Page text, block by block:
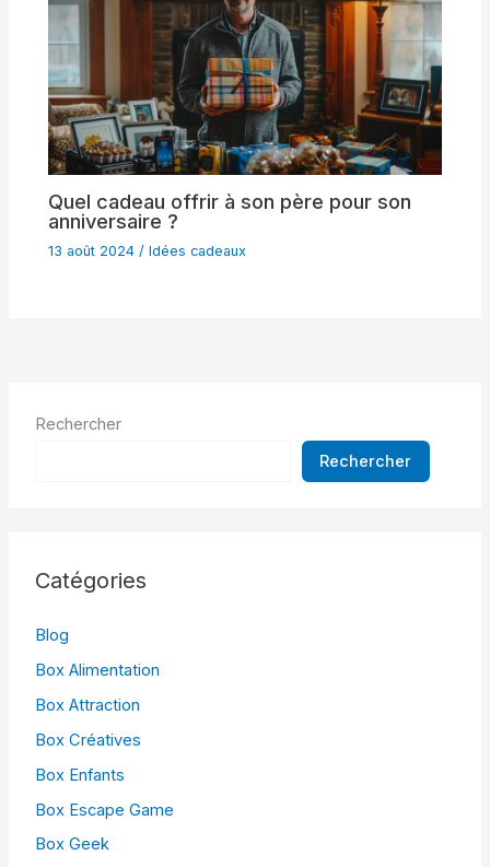
Quel cadeau offrir à son père pour son
anniversaire ?
13 août 2024/Idées cadeaux
Rechercher
Rechercher
Catégories
Blog
Box Alimentation
Box Attraction
Box Créatives
Box Enfants
Box Escape Game
Box Geek